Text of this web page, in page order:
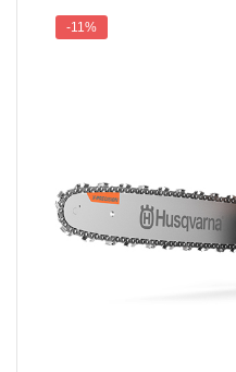
-11%